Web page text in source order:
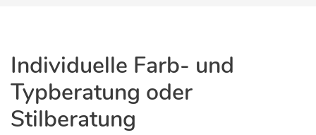
Individuelle Farb- und
Typberatung oder
Stilberatung